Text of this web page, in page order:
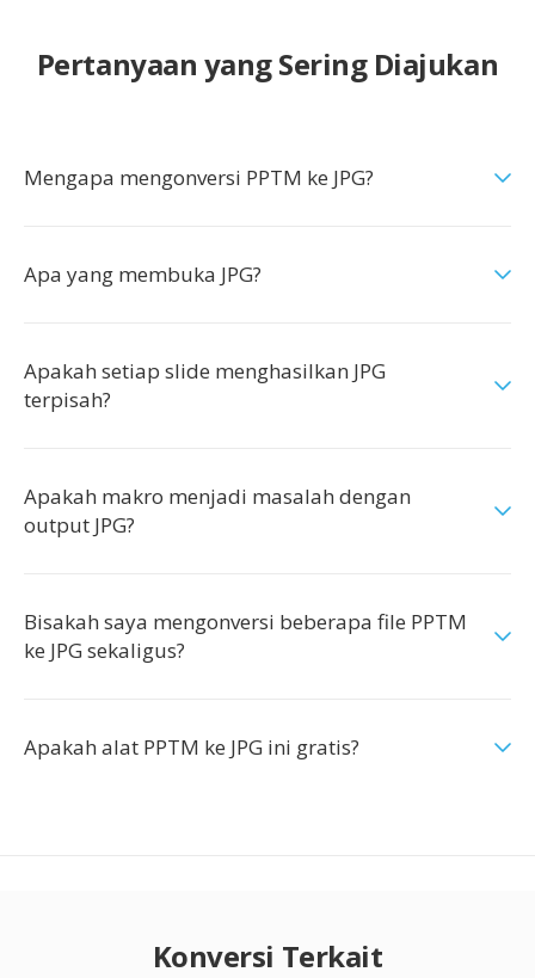
Pertanyaan yang Sering Diajukan
Mengapa mengonversi PPTM ke JPG?
Apa yang membuka JPG?
Apakah setiap slide menghasilkan JPG
terpisah?
Apakah makro menjadi masalah dengan
output JPG?
Bisakah saya mengonversi beberapa file PPTM
ke JPG sekaligus?
Apakah alat PPTM ke JPG ini gratis?
Konversi Terkait